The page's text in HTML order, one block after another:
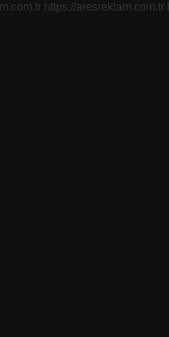
https://aresreklam.com.tr